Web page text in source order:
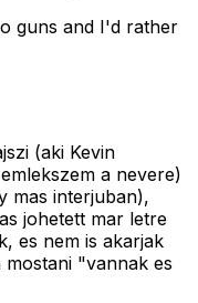
guns and I'd rather
(aki Kevin
a nevere)
mas interjuban),
johetett mar letre
es nem is akarjak
"vannak es